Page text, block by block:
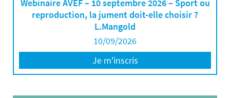
Webinaire AVEF – 10 septembre 2026 – Sport ou
reproduction, la jument doit-elle choisir ?
L.Mangold
10/09/2026
Je m'inscris